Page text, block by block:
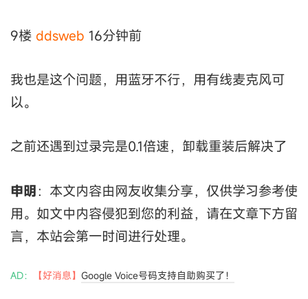
9楼 ddsweb 16分钟前
我也是这个问题，用蓝牙不行，用有线麦克风可
以。
之前还遇到过录完是0.1倍速，卸载重装后解决了
申明：本文内容由网友收集分享，仅供学习参考使
用。如文中内容侵犯到您的利益，请在文章下方留
言，本站会第一时间进行处理。
AD： 【好消息】 Google Voice号码支持自助购买了！